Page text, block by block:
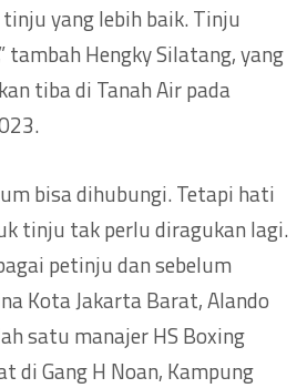
yang lebih baik. Tinju
tambah Hengky Silatang, yang
tiba di Tanah Air pada
bisa dihubungi. Tetapi hati
tinju tak perlu diragukan lagi.
petinju dan sebelum
Kota Jakarta Barat, Alando
satu manajer HS Boxing
di Gang H Noan, Kampung